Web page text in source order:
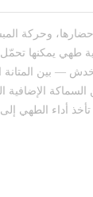
وحركة
طهي يمكنها تحمّل
— بين المتانة
السماكة الإضافية
أداء الطهي إلى